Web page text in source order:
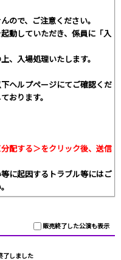
ので、ご注意ください。
動していただき、係員に「入
、入場処理いたします。
ヘルプページにてご確認くだ
おります。
配する＞をクリック後、送信
に起因するトラブル等にはご
販売終了した公演も表示
了しました